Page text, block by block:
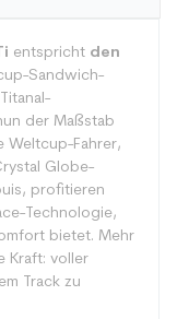
entspricht den
Sandwich-
der Maßstab
Weltcup-Fahrer,
Globe-
profitieren
Technologie,
bietet. Mehr
Kraft: voller
Track zu